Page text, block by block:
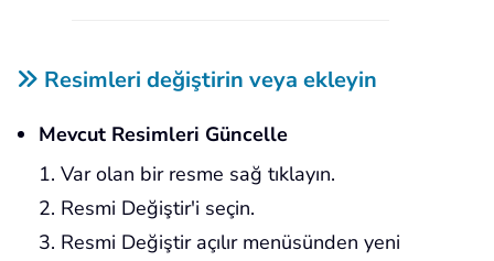
Resimleri değiştirin veya ekleyin
Mevcut Resimleri Güncelle
Var olan bir resme sağ tıklayın.
Resmi Değiştir'i seçin.
Resmi Değiştir açılır menüsünden yeni